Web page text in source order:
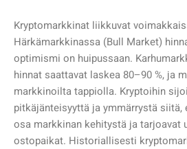
Kryptomarkkinat liikkuvat
Härkämarkkinassa (Bull Market)
optimismi on huipussaan.
hinnat saattavat laskea 80–90 %, ja
markkinoilta tappiolla. Kryptoihin
pitkäjänteisyyttä ja ymmärrystä siitä,
osa markkinan kehitystä ja tarjoavat
ostopaikat. Historiallisesti